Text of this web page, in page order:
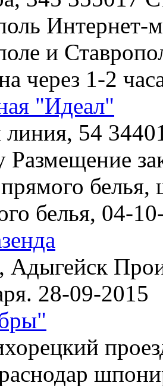
Интернет-
и
через 1-2
"Идеал"
54
Размещение
белья, 04-
Адыгейск
28-09-2015